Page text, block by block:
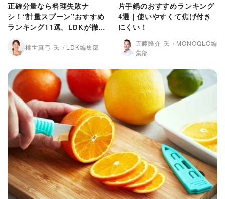
正確分量なら料理失敗ナ
シ！“計量スプーン”おすすめ
ランキング11選。LDKが徹底
検証
桃世真弓 氏 LDK編集部
片手鍋のおすすめランキング
4選｜使いやすくて焦げ付き
にくい！
五藤隆介 氏
MONOQLO編
集部